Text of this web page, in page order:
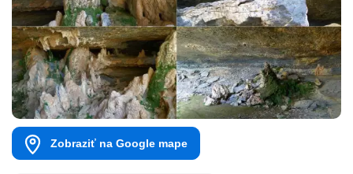
Zobraziť na Google mape